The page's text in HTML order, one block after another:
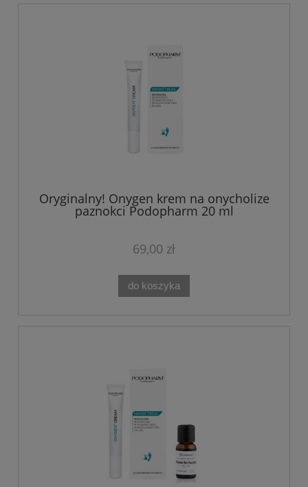
Oryginalny! Onygen krem na onycholize
paznokci Podopharm 20 ml
69,00 zł
do koszyka